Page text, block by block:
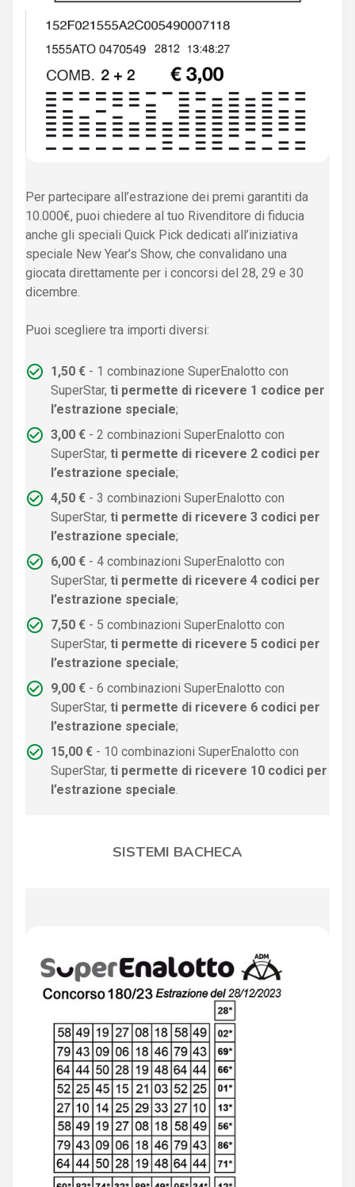
Per partecipare all’estrazione dei premi garantiti da
10.000€, puoi chiedere al tuo Rivenditore di fiducia
anche gli speciali Quick Pick dedicati all’iniziativa
speciale New Year’s Show, che convalidano una
giocata direttamente per i concorsi del 28, 29 e 30
dicembre.
Puoi scegliere tra importi diversi:
1,50 € - 1 combinazione SuperEnalotto con
SuperStar, ti permette di ricevere 1 codice per
l’estrazione speciale;
3,00 € - 2 combinazioni SuperEnalotto con
SuperStar, ti permette di ricevere 2 codici per
l’estrazione speciale;
4,50 € - 3 combinazioni SuperEnalotto con
SuperStar, ti permette di ricevere 3 codici per
l’estrazione speciale;
6,00 € - 4 combinazioni SuperEnalotto con
SuperStar, ti permette di ricevere 4 codici per
l’estrazione speciale;
7,50 € - 5 combinazioni SuperEnalotto con
SuperStar, ti permette di ricevere 5 codici per
l’estrazione speciale;
9,00 € - 6 combinazioni SuperEnalotto con
SuperStar, ti permette di ricevere 6 codici per
l’estrazione speciale;
15,00 € - 10 combinazioni SuperEnalotto con
SuperStar, ti permette di ricevere 10 codici per
l’estrazione speciale.
SISTEMI BACHECA